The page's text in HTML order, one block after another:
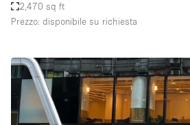
2,470 sq ft
Prezzo: disponibile su richiesta